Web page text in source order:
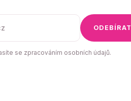
ODEBÍRAT
se zpracováním osobních údajů.